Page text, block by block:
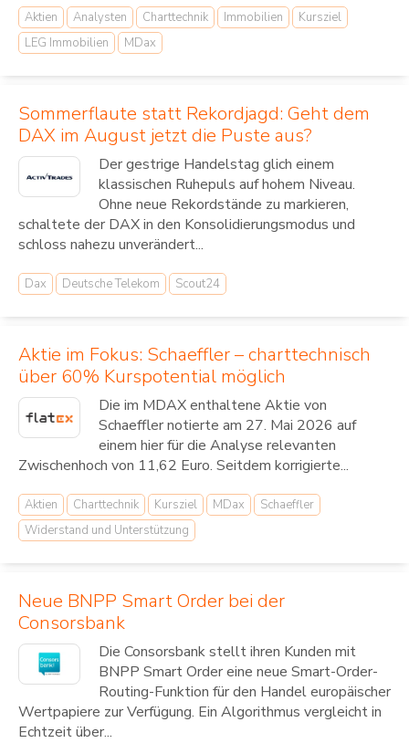
Aktien Analysten Charttechnik Immobilien
Kursziel
LEG Immobilien
MDax
Sommerflaute statt Rekordjagd: Geht dem
DAX im August jetzt die Puste aus?
Der gestrige Handelstag glich einem
klassischen Ruhepuls auf hohem Niveau.
Ohne neue Rekordstände zu markieren,
schaltete der DAX in den Konsolidierungsmodus und
schloss nahezu unverändert...
Dax Deutsche Telekom Scout24
Aktie im Fokus: Schaeffler – charttechnisch
über 60% Kurspotential möglich
Die im MDAX enthaltene Aktie von
Schaeffler notierte am 27. Mai 2026 auf
einem hier für die Analyse relevanten
Zwischenhoch von 11,62 Euro. Seitdem korrigierte...
Aktien Charttechnik Kursziel MDax
Schaeffler
Widerstand und Unterstützung
Neue BNPP Smart Order bei der
Consorsbank
Die Consorsbank stellt ihren Kunden mit
BNPP Smart Order eine neue Smart-Order-
Routing-Funktion für den Handel europäischer
Wertpapiere zur Verfügung. Ein Algorithmus vergleicht in
Echtzeit über...